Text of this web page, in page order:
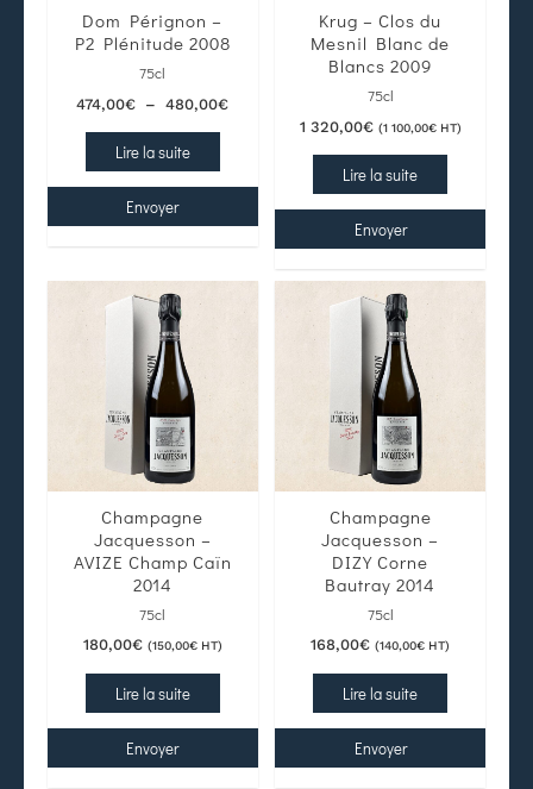
Dom Pérignon –
P2 Plénitude 2008
75cl
474,00€ – 480,00€
Lire la suite
Envoyer
Krug – Clos du
Mesnil Blanc de
Blancs 2009
75cl
1 320,00€ (1 100,00€HT)
Lire la suite
Envoyer
Champagne
Jacquesson –
AVIZE Champ Caïn
2014
75cl
180,00€ (150,00€HT)
Lire la suite
Envoyer
Champagne
Jacquesson –
DIZY Corne
Bautray 2014
75cl
168,00€ (140,00€ HT)
Lire la suite
Envoyer